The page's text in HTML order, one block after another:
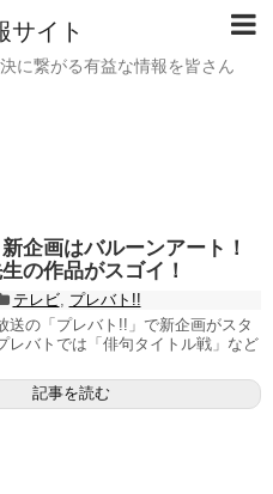
サイト
に繋がる有益な情報を皆さん
新企画はバルーンアート！
の作品がスゴイ！
テレビ, プレバト!!
送の「プレバト!!」で新企画がスタ
レバトでは「俳句タイトル戦」など
記事を読む